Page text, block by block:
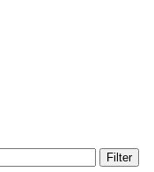
Filter